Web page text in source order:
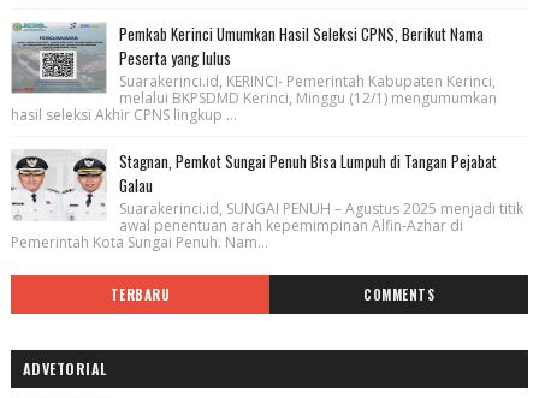
Pemkab Kerinci Umumkan Hasil Seleksi CPNS, Berikut Nama
Peserta yang lulus
Suarakerinci.id, KERINCI- Pemerintah Kabupaten Kerinci,
melalui BKPSDMD Kerinci, Minggu (12/1) mengumumkan
hasil seleksi Akhir CPNS lingkup ...
Stagnan, Pemkot Sungai Penuh Bisa Lumpuh di Tangan Pejabat
Galau
Suarakerinci.id, SUNGAI PENUH – Agustus 2025 menjadi titik
awal penentuan arah kepemimpinan Alfin-Azhar di
Pemerintah Kota Sungai Penuh. Nam...
TERBARU COMMENTS
ADVETORIAL